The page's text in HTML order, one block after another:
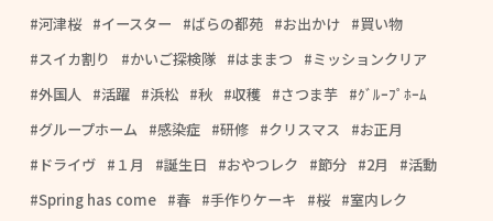
河津桜
イースター ばらの都苑 お出かけ
買い物
スイカ割り
かいご探検隊 はままつ
ミッションクリア
外国人
活躍 浜松 秋 収穫 さつま芋
ｸﾞﾙｰﾌﾟﾎｰﾑ
グループホーム
感染症 研修 クリスマス
お正月
ドライヴ
１月 誕生日 おやつレク 節分 2月
活動
Spring has come
春 手作りケーキ 桜
室内レク